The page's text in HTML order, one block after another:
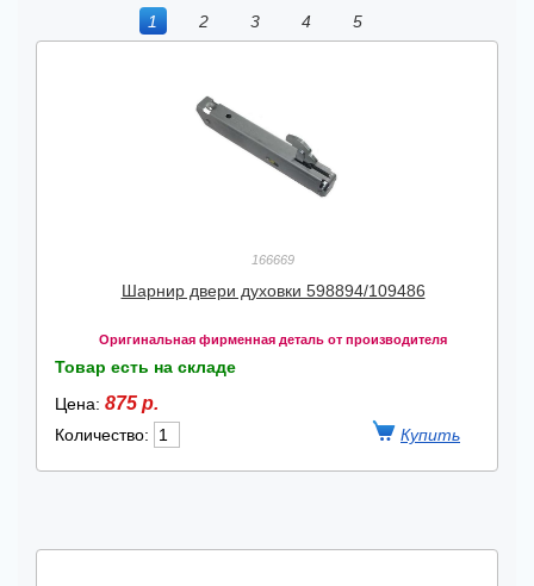
1
2 3 4 5
166669
Шарнир двери духовки 598894/109486
Оригинальная фирменная деталь от производителя
Товар есть на складе
Цена: 875 р.
Количество: